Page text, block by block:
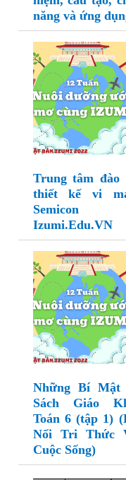
năng và ứng
Trung tâm đào
thiết kế vi
Semicon
Izumi.Edu.VN
Những Bí Mật
Sách Giáo
Toán 6 (tập 1)
Nối Tri Thức
Cuộc Sống)